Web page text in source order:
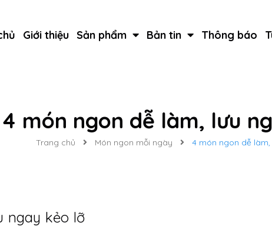
Giới thiệu Sản phẩm Bản tin Thông báo
4 món ngon dễ làm, lưu
Trang chủ Món ngon mỗi ngày 4 món ngon dễ
ngay kẻo lỡ